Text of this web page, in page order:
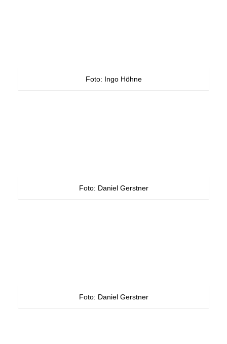
Foto: Ingo Höhne
Foto: Daniel Gerstner
Foto: Daniel Gerstner